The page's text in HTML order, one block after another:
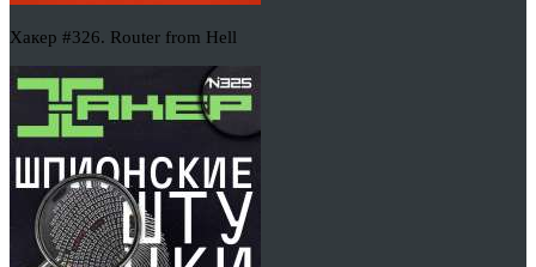
Хакер #326. Router from Hell